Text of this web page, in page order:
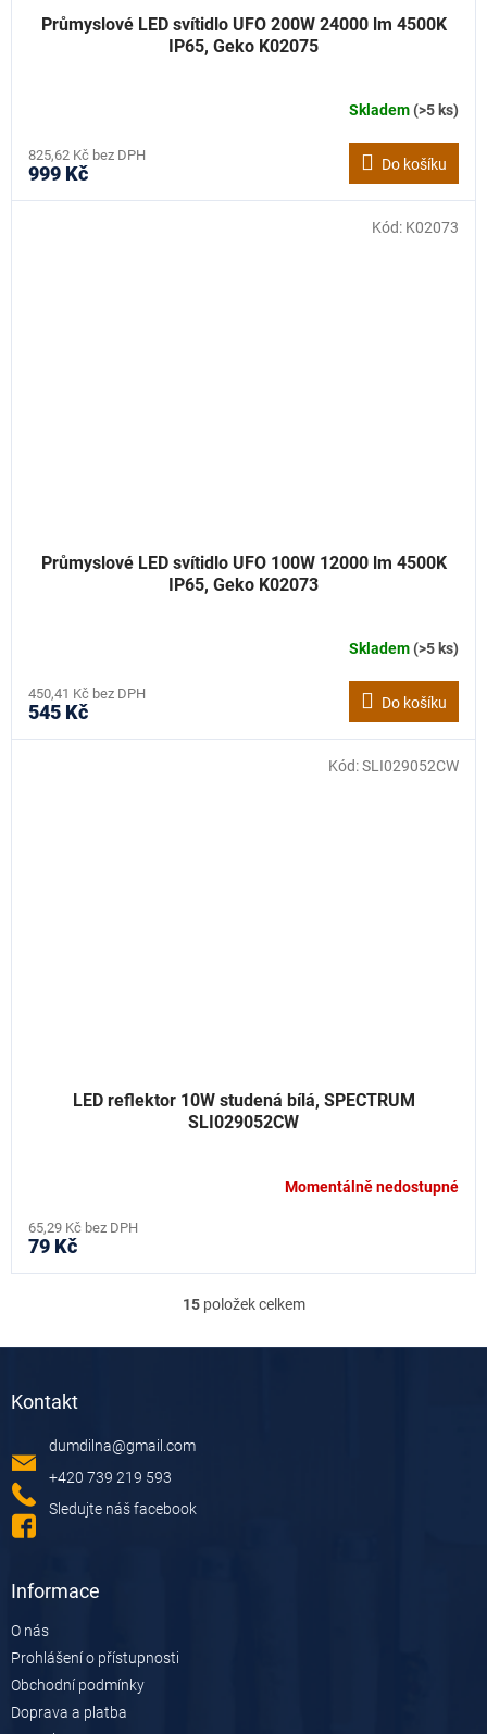
Průmyslové LED svítidlo UFO 200W 24000 lm 4500K
IP65, Geko K02075
Skladem(>5 ks)
825,62 Kč bez DPH
999 Kč Do košíku
Průmyslové LED svítidlo UFO 100W 12000 lm 4500K
IP65, Geko K02073
Skladem(>5 ks)
450,41 Kč bez DPH
545 Kč Do košíku
Kód: K02073
LED reflektor 10W studená bílá, SPECTRUM
SLI029052CW
Momentálně nedostupné
65,29 Kč bez DPH
79 Kč
Kód:SLI029052CW
O
15položek celkem
Kontakt
dumdilna@gmail.com
+420 739 219 593
Sledujte náš facebook
Informace
O nás
Prohlášení o přístupnosti
Obchodní podmínky
Doprava a platba